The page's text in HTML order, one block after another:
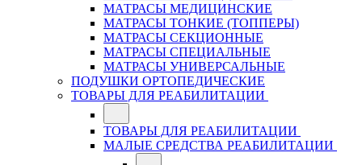
МАТРАСЫ МЕДИЦИНСКИЕ
МАТРАСЫ ТОНКИЕ (ТОППЕРЫ)
МАТРАСЫ СЕКЦИОННЫЕ
МАТРАСЫ СПЕЦИАЛЬНЫЕ
МАТРАСЫ УНИВЕРСАЛЬНЫЕ
ПОДУШКИ ОРТОПЕДИЧЕСКИЕ
ТОВАРЫ ДЛЯ РЕАБИЛИТАЦИИ
ТОВАРЫ ДЛЯ РЕАБИЛИТАЦИИ
МАЛЫЕ СРЕДСТВА РЕАБИЛИТАЦИИ